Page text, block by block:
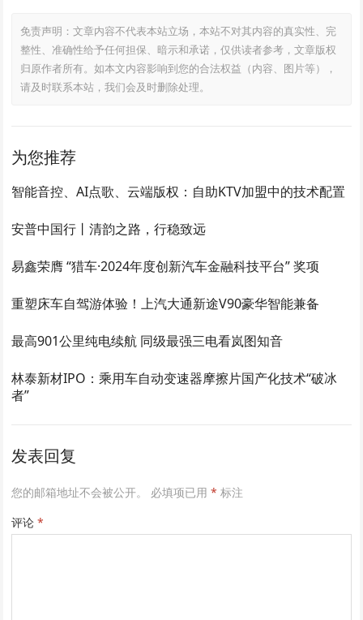
免责声明：文章内容不代表本站立场，本站不对其内容的真实性、完
整性、准确性给予任何担保、暗示和承诺，仅供读者参考，文章版权
归原作者所有。如本文内容影响到您的合法权益（内容、图片等），
请及时联系本站，我们会及时删除处理。
为您推荐
智能音控、AI点歌、云端版权：自助KTV加盟中的技术配置
安普中国行丨清韵之路，行稳致远
易鑫荣膺 “猎车·2024年度创新汽车金融科技平台” 奖项
重塑床车自驾游体验！上汽大通新途V90豪华智能兼备
最高901公里纯电续航 同级最强三电看岚图知音
林泰新材IPO：乘用车自动变速器摩擦片国产化技术“破冰
者”
发表回复
您的邮箱地址不会被公开。 必填项已用* 标注
评论*